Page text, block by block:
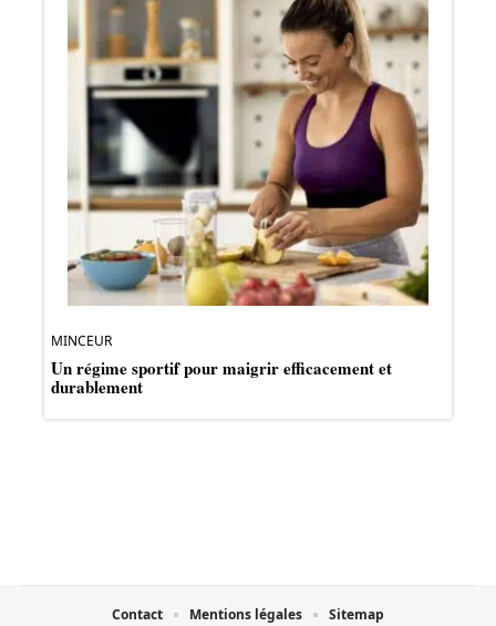
MINCEUR
Un régime sportif pour maigrir efficacement et
durablement
Contact Mentions légales Sitemap